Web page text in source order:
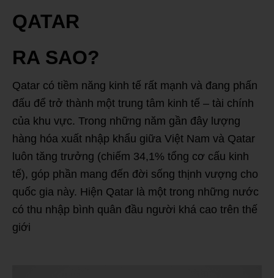
QATAR
RA SAO?
Qatar có tiềm năng kinh tế rất mạnh và đang phấn
đấu để trở thành một trung tâm kinh tế – tài chính
của khu vực. Trong những năm gần đây lượng
hàng hóa xuất nhập khẩu giữa Việt Nam và Qatar
luôn tăng trưởng (chiếm 34,1% tổng cơ cấu kinh
tế), góp phần mang đến đời sống thịnh vượng cho
quốc gia này. Hiện Qatar là một trong những nước
có thu nhập bình quân đầu người khá cao trên thế
giới